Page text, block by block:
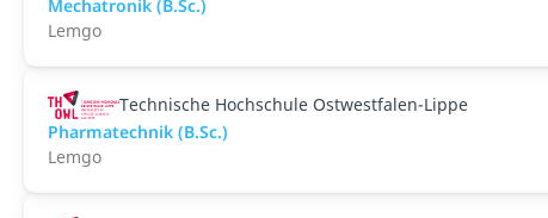
Mechatronik (B.Sc.)
Lemgo
Technische Hochschule Ostwestfalen-Lippe
Pharmatechnik (B.Sc.)
Lemgo